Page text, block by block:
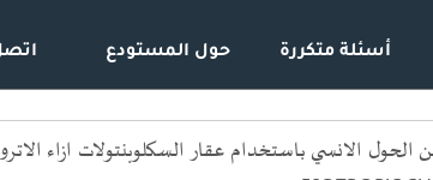
أسئلة متكررة حول المستودع